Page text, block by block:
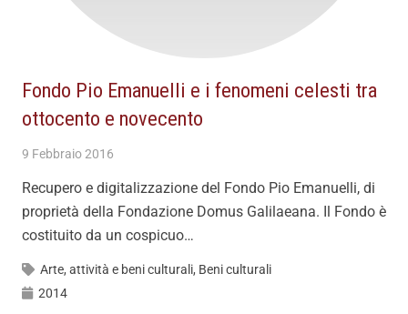
Fondo Pio Emanuelli e i fenomeni celesti tra
ottocento e novecento
9 Febbraio 2016
Recupero e digitalizzazione del Fondo Pio Emanuelli, di
proprietà della Fondazione Domus Galilaeana. Il Fondo è
costituito da un cospicuo…
Arte, attività e beni culturali, Beni culturali
2014